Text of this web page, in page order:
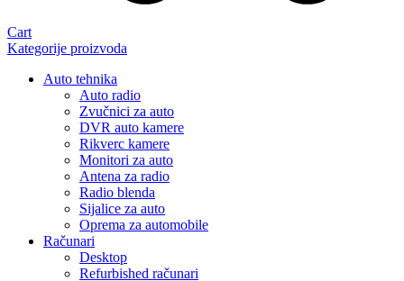
Cart
Kategorije proizvoda
Auto tehnika
Auto radio
Zvučnici za auto
DVR auto kamere
Rikverc kamere
Monitori za auto
Antena za radio
Radio blenda
Sijalice za auto
Oprema za automobile
Računari
Desktop
Refurbished računari